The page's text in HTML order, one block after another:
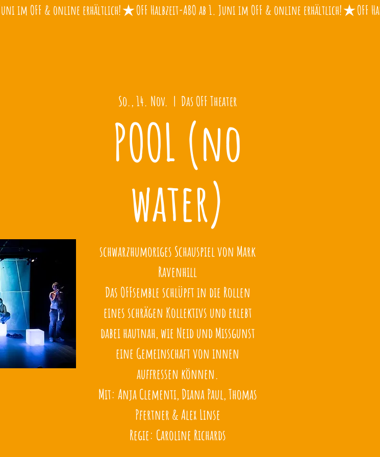
So., 14. Nov.
  |
Das OFF Theater
POOL (no
water)
schwarzhumoriges Schauspiel von Mark
Ravenhill
Das OFFsemble schlüpft in die Rollen
eines schrägen Kollektivs und erlebt
dabei hautnah, wie Neid und Missgunst
eine Gemeinschaft von innen
auffressen können.
Mit: Anja Clementi, Diana Paul, Thomas
Pfertner & Alex Linse
Regie: Caroline Richards